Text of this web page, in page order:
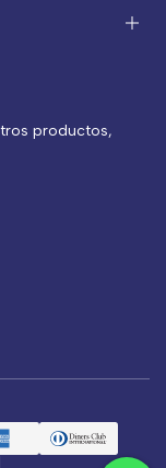
productos,